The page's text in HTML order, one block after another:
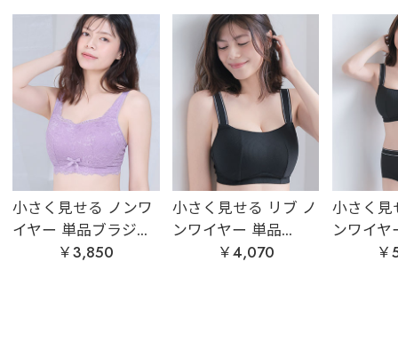
小さく見せる ノンワ
イヤー 単品ブラジ...
￥3,850
小さく見せる リブ ノ
ンワイヤー 単品...
￥4,070
小さく見
ンワイヤ